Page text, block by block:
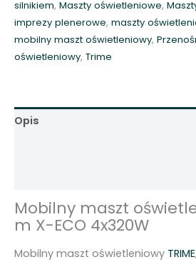
z
t
o
ś
e
t
o
w
y
silnikiem, Maszty oświetleniowe,
imprezy plenerowe, maszty
mobilny maszt oświetleniowy,
oświetleniowy, Trime
Opis
Mobilny maszt
m X-ECO 4x320W
Mobilny maszt oświetleniowy TRIME